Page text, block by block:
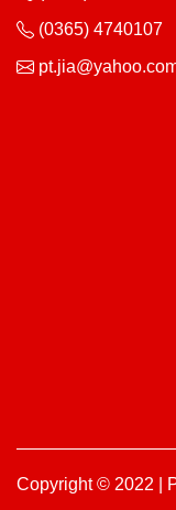
(0365) 4740107
Copyright © 2022 |